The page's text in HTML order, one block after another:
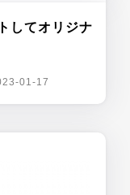
してオリジナ
01-17